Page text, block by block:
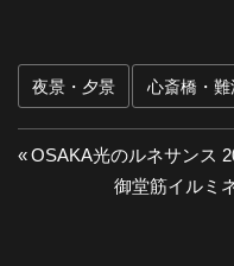
夜景・夕景 心斎橋・
投
前
OSAKA光のルネサンス
次
御堂筋イルミ